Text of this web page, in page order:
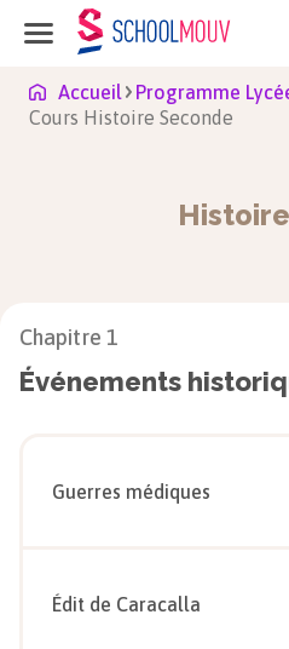
Accueil
Programme
Cours Histoire Seconde
Histoire
Chapitre 1
Événements
Guerres médiques
Édit de Caracalla